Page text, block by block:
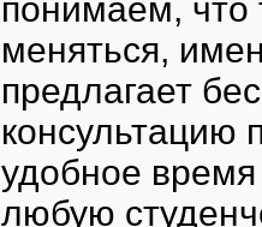
понимаем, что
меняться,
предлагает
консультацию
удобное
любую